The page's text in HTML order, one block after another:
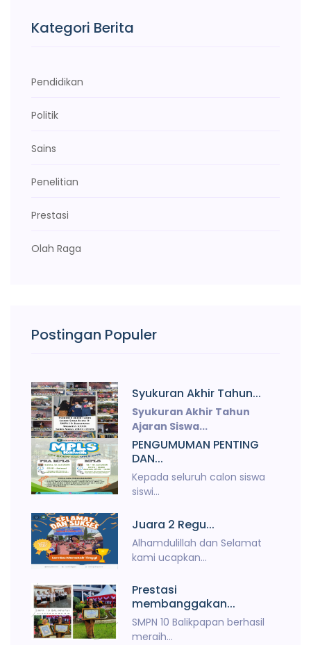
Kategori Berita
Pendidikan
Politik
Sains
Penelitian
Prestasi
Olah Raga
Postingan Populer
Syukuran Akhir Tahun...
Syukuran Akhir Tahun
Ajaran Siswa...
PENGUMUMAN PENTING
DAN...
Kepada seluruh calon siswa
siswi...
Juara 2 Regu...
Alhamdulillah dan Selamat
kami ucapkan...
Prestasi
membanggakan...
SMPN 10 Balikpapan berhasil
meraih...